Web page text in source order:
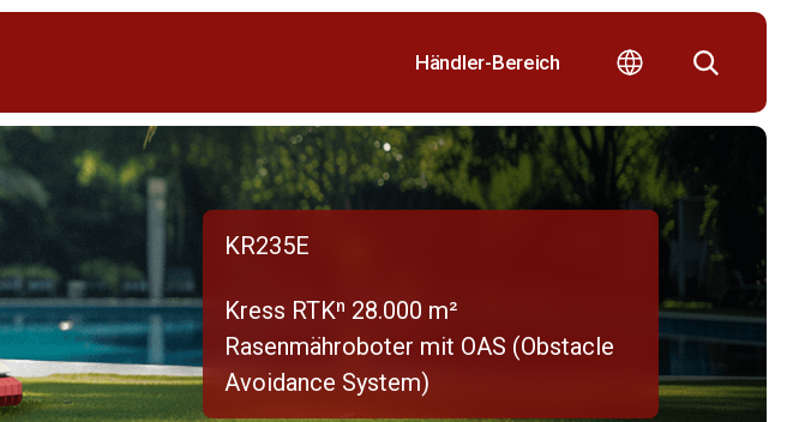
Händler-Bereich
KR235E
Kress RTKⁿ 28.000 m²
Rasenmähroboter mit OAS (Obstacle
Avoidance System)